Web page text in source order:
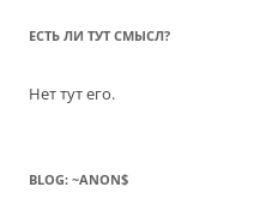
ЕСТЬ ЛИ ТУТ СМЫСЛ?
Нет тут его.
BLOG: ~ANON$